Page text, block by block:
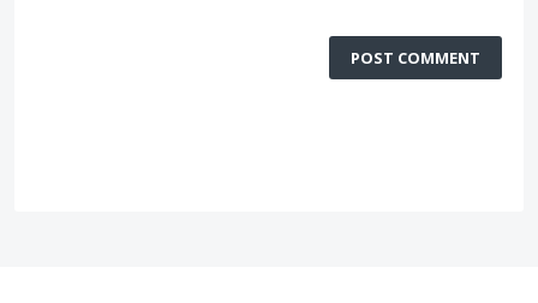
POST COMMENT